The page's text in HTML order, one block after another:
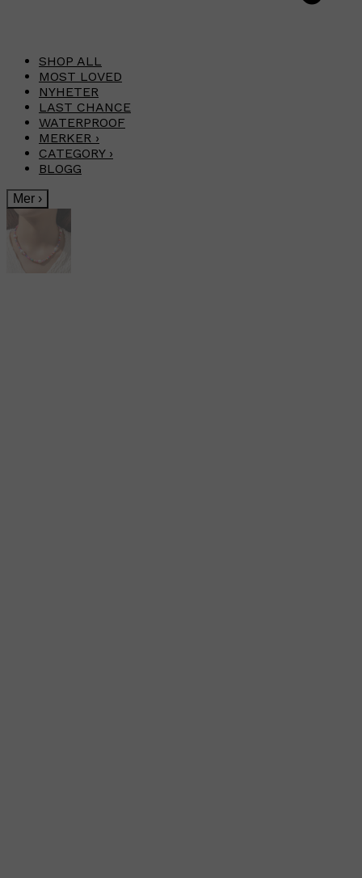
SHOP ALL
MOST LOVED
NYHETER
LAST CHANCE
WATERPROOF
MERKER ›
CATEGORY ›
BLOGG
Mer ›